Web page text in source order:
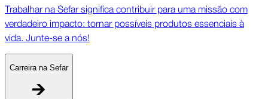
Trabalhar na Sefar significa contribuir para uma missão com
verdadeiro impacto: tornar possíveis produtos essenciais à
vida. Junte-se a nós!
Carreira na Sefar